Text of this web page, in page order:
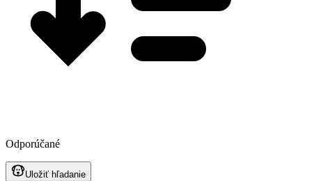
Odporúčané
Uložiť hľadanie